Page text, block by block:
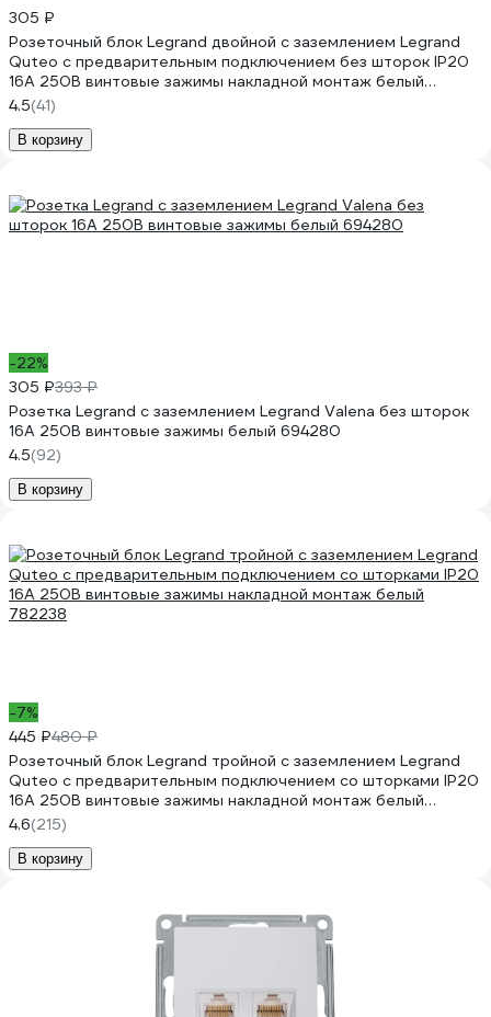
305 ₽
Розеточный блок Legrand двойной с заземлением Legrand
Quteo с предварительным подключением без шторок IP20
16А 250В винтовые зажимы накладной монтаж белый
782233
4.5(41)
В корзину
-22%
305 ₽393 ₽
Розетка Legrand с заземлением Legrand Valena без шторок
16А 250В винтовые зажимы белый 694280
4.5(92)
В корзину
-7%
445 ₽480 ₽
Розеточный блок Legrand тройной с заземлением Legrand
Quteo с предварительным подключением со шторками IP20
16А 250В винтовые зажимы накладной монтаж белый
782238
4.6(215)
В корзину